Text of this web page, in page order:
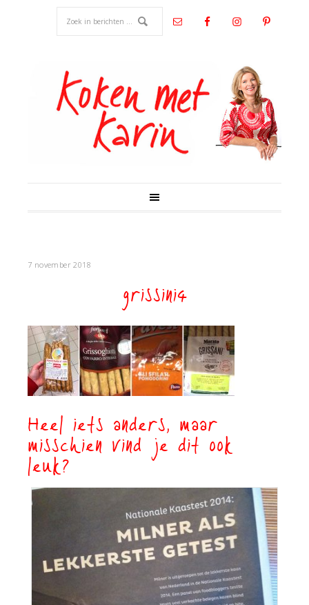
7 november 2018
grissini4
Heel iets anders, maar
misschien vind je dit ook
leuk?